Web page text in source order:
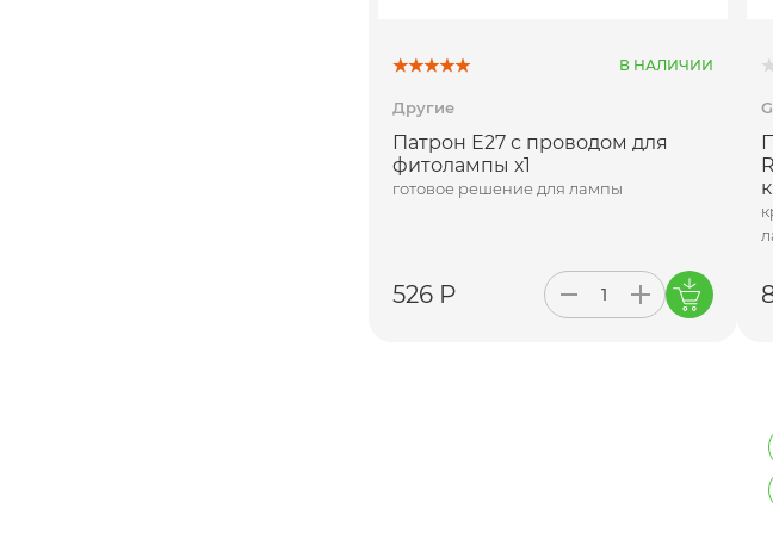
В НАЛИЧИИ
Другие
Патрон Е27 с проводом для
фитолампы х1
готовое решение для лампы
526 Р